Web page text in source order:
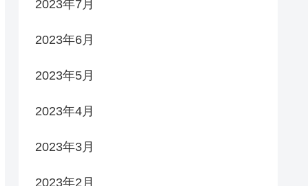
2023年7月
2023年6月
2023年5月
2023年4月
2023年3月
2023年2月